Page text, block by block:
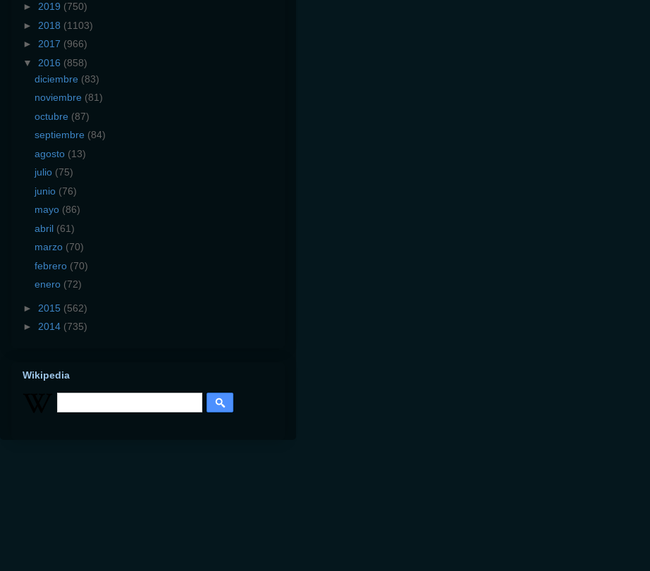
► 2019 (750)
► 2018 (1103)
► 2017 (966)
▼ 2016 (858)
diciembre (83)
noviembre (81)
octubre (87)
septiembre (84)
agosto (13)
julio (75)
junio (76)
mayo (86)
abril (61)
marzo (70)
febrero (70)
enero (72)
► 2015 (562)
► 2014 (735)
Wikipedia